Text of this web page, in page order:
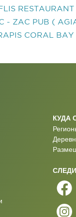
RESTAURANT
- ZAC PUB (
CORAL BAY
КУДА